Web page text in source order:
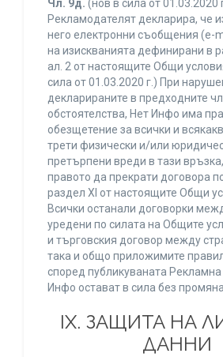
Чл. 9д. (нов в сила от 01.03.2020
Рекламодателят декларира, че
него електронни съобщения (e-
на изискванията дефинирани в
ал. 2 от настоящите Общи
сила от 01.03.2020 г.) При
декларираните в предходните
обстоятелства, Нет Инфо има
обезщетение за всички и
трети физически и/или
претърпени вреди в тази
правото да прекрати договора
раздел XI от настоящите Общи
Всички останали договорки
уредени по силата на Общите
и търговския договор между
така и общо приложимите
според публикуваната
Инфо остават в сила без
IХ. ЗАЩИТА НА
ДАННИ